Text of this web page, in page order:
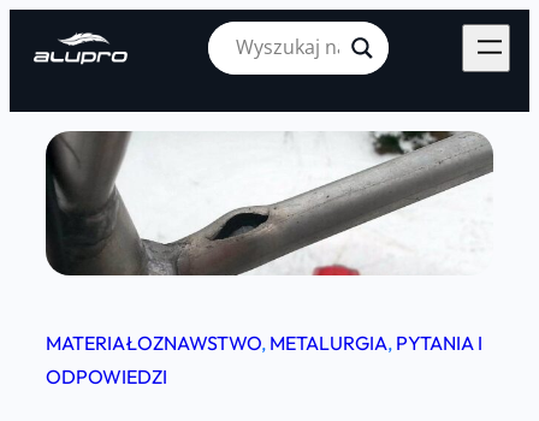
MATERIAŁOZNAWSTWO, METALURGIA, PYTANIA I
ODPOWIEDZI